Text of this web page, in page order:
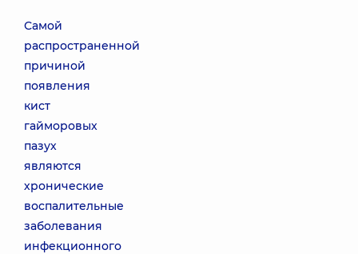
Самой
распространенной
причиной
появления
кист
гайморовых
пазух
являются
хронические
воспалительные
заболевания
инфекционного